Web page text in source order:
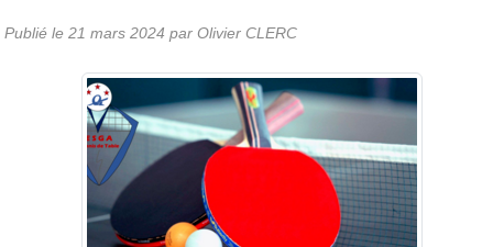
Publié le 21 mars 2024 par Olivier CLERC